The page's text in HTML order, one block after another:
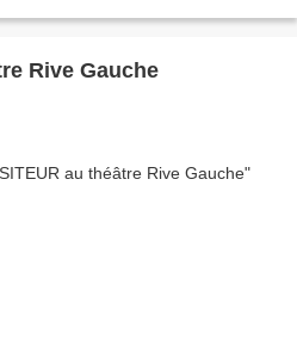
Rive Gauche